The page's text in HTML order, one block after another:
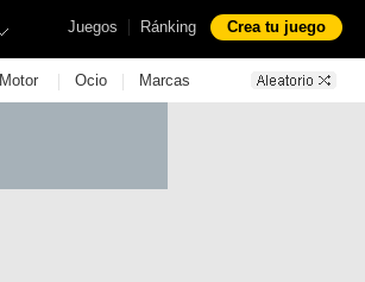
Juegos | Ránking Crea tu juego
Motor | Ocio | Marcas